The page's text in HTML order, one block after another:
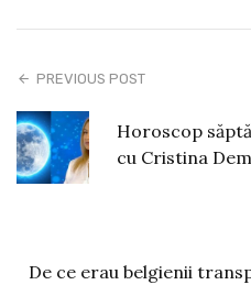
PREVIOUS POST
Horoscop
cu Cristina
De ce erau belgienii